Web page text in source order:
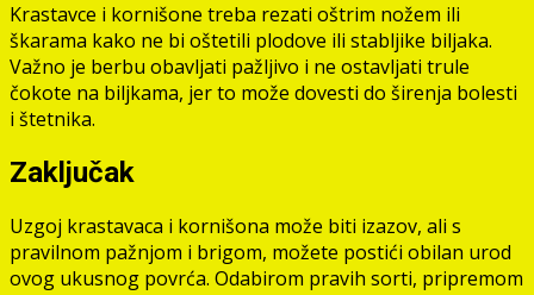
Krastavce i kornišone treba rezati oštrim nožem ili
škarama kako ne bi oštetili plodove ili stabljike biljaka.
Važno je berbu obavljati pažljivo i ne ostavljati trule
čokote na biljkama, jer to može dovesti do širenja bolesti
i štetnika.
Zaključak
Uzgoj krastavaca i kornišona može biti izazov, ali s
pravilnom pažnjom i brigom, možete postići obilan urod
ovog ukusnog povrća. Odabirom pravih sorti, pripremom